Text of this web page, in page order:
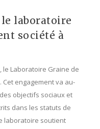
laboratoire
société à
le Laboratoire Graine de
engagement va au-
objectifs sociaux et
dans les statuts de
laboratoire soutient